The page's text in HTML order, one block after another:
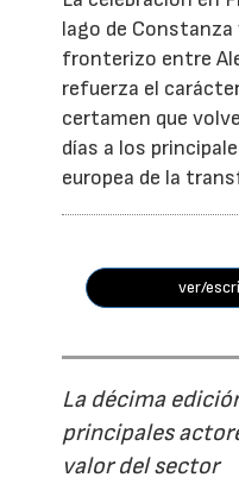
lago de
fronterizo entre
refuerza el
certamen que
días a los
europea de la
ver/
La décima
principales
valor del sector